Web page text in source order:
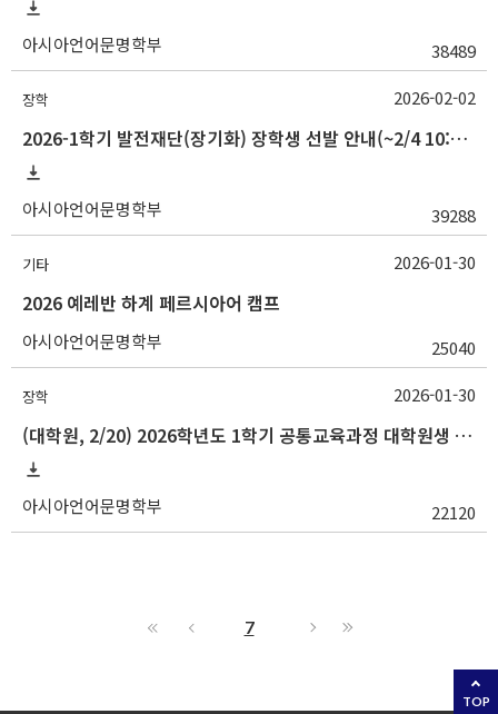
아시아언어문명학부 38489
장학
2026-1학기 발전재단(장기화) 장학생 선발 안내(~2/4 10:00)
아시아언어문명학부 39288
2026-02-02
기타
2026 예레반 하계 페르시아어 캠프
아시아언어문명학부 25040
2026-01-30
장학
(대학원, 2/20) 2026학년도 1학기 공통교육과정 대학원생 강의조교(작은스승) 추천 안내
아시아언어문명학부 22120
2026-01-30
7
TOP